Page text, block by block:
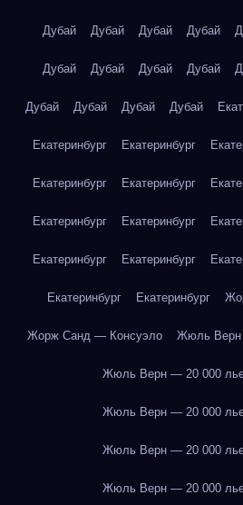
Дубай Дубай Дубай Дубай
Дубай Дубай Дубай Дубай
Дубай Дубай Дубай Дубай
Екатеринбург Екатеринбург
Екатеринбург Екатеринбург
Екатеринбург Екатеринбург
Екатеринбург Екатеринбург
Екатеринбург Екатеринбург
Жорж Санд — Консуэло Жюль Верн
Жюль Верн — 20 000
Жюль Верн — 20 000
Жюль Верн — 20 000
Жюль Верн — 20 000